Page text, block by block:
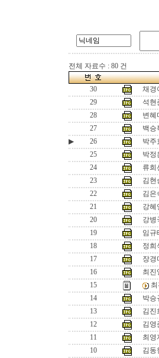
전체 자료수 : 80 건
30 채경
29
석현
28
변혜
27
백승
▶
26 박주
25
박정
24
류희
23
김현
22
김은
21
강혜
20
강병
19
임규
18
정희
17
장경
16
최진
15
14
박승
13
김진
12
김영
11
최영
10
김동